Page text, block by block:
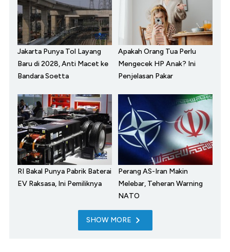
Jakarta Punya Tol Layang
Baru di 2028, Anti Macet ke
Bandara Soetta
Apakah Orang Tua Perlu
Mengecek HP Anak? Ini
Penjelasan Pakar
RI Bakal Punya Pabrik Baterai
EV Raksasa, Ini Pemiliknya
Perang AS-Iran Makin
Melebar, Teheran Warning
NATO
SHOW MORE